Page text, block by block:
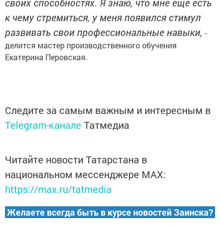
к чему стремиться, у меня появился стимул
развивать свои профессиональные навыки, -
делится мастер производственного обучения
Екатерина Перовская.
Следите за самым важным и интересным в
Telegram-канале Татмедиа
Читайте новости Татарстана в
национальном мессенджере MАХ:
https://max.ru/tatmedia
Желаете всегда быть в курсе новостей Заинска?